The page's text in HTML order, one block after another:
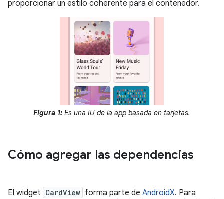
proporcionar un estilo coherente para el contenedor.
Figura 1: Es una IU de la app basada en tarjetas.
Cómo agregar las dependencias
El widget CardView forma parte de AndroidX. Para